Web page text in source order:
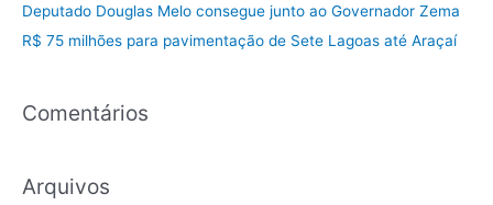
Deputado Douglas Melo consegue junto ao Governador Zema
R$ 75 milhões para pavimentação de Sete Lagoas até Araçaí
Comentários
Arquivos